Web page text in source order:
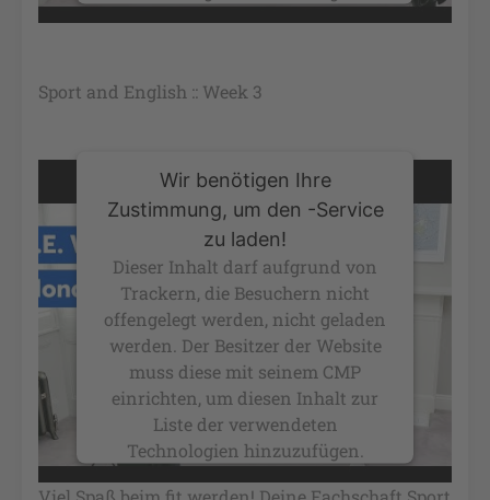
Sport and English :: Week 3
Wir benötigen Ihre
Zustimmung, um den -Service
zu laden!
Dieser Inhalt darf aufgrund von
Trackern, die Besuchern nicht
offengelegt werden, nicht geladen
werden. Der Besitzer der Website
muss diese mit seinem CMP
einrichten, um diesen Inhalt zur
Liste der verwendeten
Technologien hinzuzufügen.